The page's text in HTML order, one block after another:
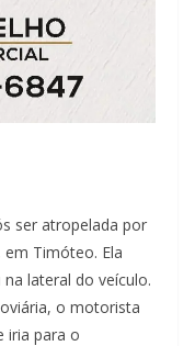
ser atropelada por
Timóteo. Ela
lateral do veículo.
o motorista
iria para o